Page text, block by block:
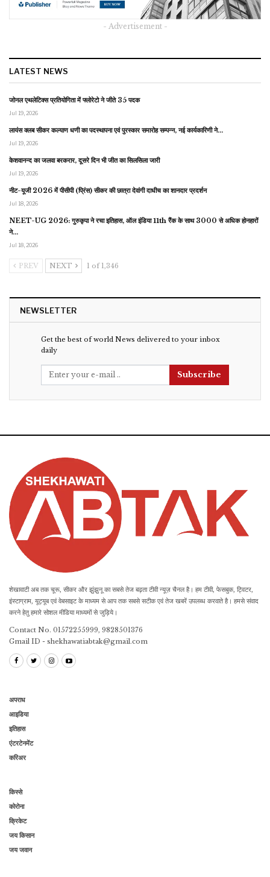
- Advertisement -
LATEST NEWS
जोनल एथलेटिक्स प्रतियोगिता में फ्लोरेटो ने जीते 35 पदक
Jul 19, 2026
लायंस क्लब सीकर कल्याण धणी का पदस्थापना एवं पुरस्कार समारोह सम्पन्न, नई कार्यकारिणी ने…
Jul 19, 2026
केशवानन्द का जलवा बरकरार, दूसरे दिन भी जीत का सिलसिला जारी
Jul 19, 2026
नीट-यूजी 2026 में पीसीपी (प्रिंस) सीकर की छात्रा देवांगी दाधीच का शानदार प्रदर्शन
Jul 18, 2026
NEET-UG 2026: गुरुकृपा ने रचा इतिहास, ऑल इंडिया 11th रैंक के साथ 3000 से अधिक होनहारों
ने…
Jul 18, 2026
PREV NEXT 1 of 1,346
NEWSLETTER
Get the best of world News delivered to your inbox
daily
Subscribe
शेखावाटी अब तक चूरू, सीकर और झुंझुनू का सबसे तेज बढ़ता टीवी न्यूज़ चैनल है। हम टीवी, फेसबुक, ट्विटर,
इंस्टाग्राम, यूट्यूब एवं वेबसाइट के माध्यम से आप तक सबसे सटीक एवं तेज खबरें उपलब्ध करवाते है। हमसे संवाद
करने हेतु हमारे सोशल मीडिया माध्यमों से जुड़िये।
Contact No. 01572255999, 9828501376
Gmail ID - shekhawatiabtak@gmail.com
अपराध
आइडिया
इतिहास
एंटरटेनमेंट
करिअर
किस्से
कोरोना
क्रिकेट
जय किसान
जय जवान